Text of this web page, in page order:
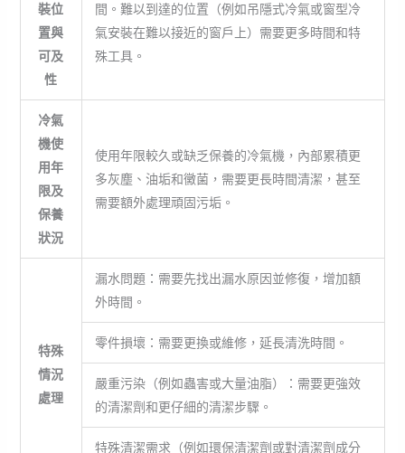
裝位
置與
可及
性
間。難以到達的位置（例如吊隱式冷氣或窗型冷
氣安裝在難以接近的窗戶上）需要更多時間和特
殊工具。
冷氣
機使
用年
限及
保養
狀況
使用年限較久或缺乏保養的冷氣機，內部累積更
多灰塵、油垢和黴菌，需要更長時間清潔，甚至
需要額外處理頑固污垢。
特殊
情況
處理
漏水問題：需要先找出漏水原因並修復，增加額
外時間。
零件損壞：需要更換或維修，延長清洗時間。
嚴重污染（例如蟲害或大量油脂）：需要更強效
的清潔劑和更仔細的清潔步驟。
特殊清潔需求（例如環保清潔劑或對清潔劑成分